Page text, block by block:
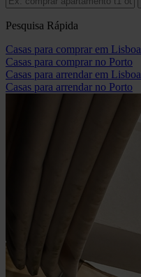
Pesquisa Rápida
Casas para comprar em Lisboa
Casas para comprar no Porto
Casas para arrendar em Lisboa
Casas para arrendar no Porto